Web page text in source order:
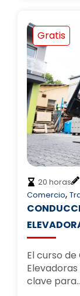
Gratis
20 horas
Comercio,
El curso
clave